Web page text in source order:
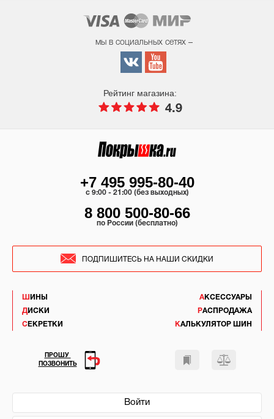
мы в социальных сетях –
Рейтинг магазина:
4.9
ШИНЫ
ДИСКИ
СЕКРЕТКИ
АКСЕССУАРЫ
РАСПРОДАЖА
КАЛЬКУЛЯТОР ШИН
Войти
+7 495 995-80-40
c 9:00 - 21:00 (без выходных)
8 800 500-80-66
по России (бесплатно)
ПОДПИШИТЕСЬ НА НАШИ СКИДКИ
ПРОШУ
ПОЗВОНИТЬ